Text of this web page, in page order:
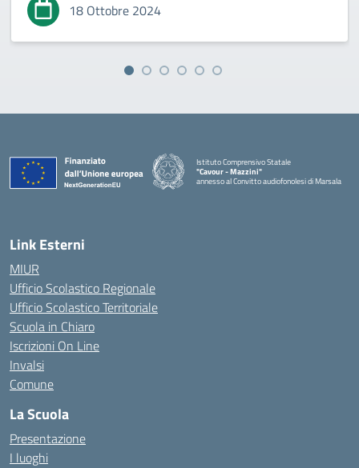
18 Ottobre 2024
Istituto Comprensivo Statale
"Cavour - Mazzini"
annesso al Convitto audiofonolesi di Marsala
Link Esterni
MIUR
Ufficio Scolastico Regionale
Ufficio Scolastico Territoriale
Scuola in Chiaro
Iscrizioni On Line
Invalsi
Comune
La Scuola
Presentazione
I luoghi